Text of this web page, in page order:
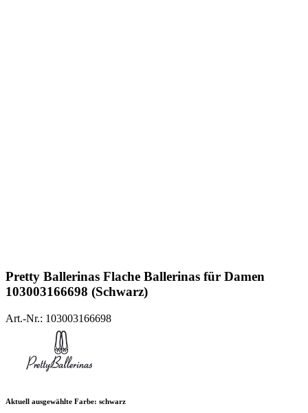
Pretty Ballerinas Flache Ballerinas für Damen
103003166698 (Schwarz)
Art.-Nr.: 103003166698
Aktuell ausgewählte Farbe: schwarz